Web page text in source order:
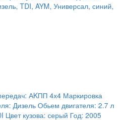
TDI, AYM, Универсал, синий,
АKПП 4х4 Маркировка
Дизель Обьем двигателя: 2.7 л
Цвет кузова: серый Год: 2005